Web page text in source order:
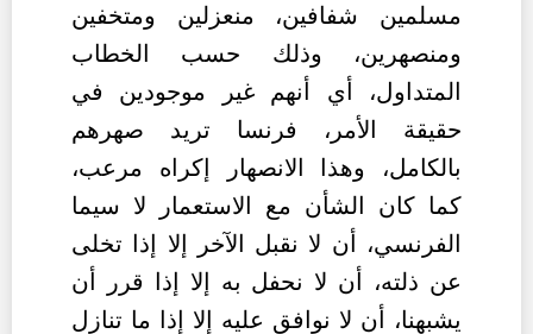
مسلمين شفافين، منعزلين ومتخفين
ومنصهرين، وذلك حسب الخطاب
المتداول، أي أنهم غير موجودين في
حقيقة الأمر، فرنسا تريد صهرهم
بالكامل، وهذا الانصهار إكراه مرعب،
كما كان الشأن مع الاستعمار لا سيما
الفرنسي، أن لا نقبل الآخر إلا إذا تخلى
عن ذلته، أن لا نحفل به إلا إذا قرر أن
يشبهنا، أن لا نوافق عليه إلا إذا ما تنازل